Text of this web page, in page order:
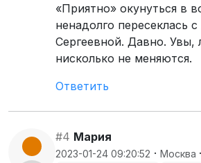
«Приятно» окунуться в
ненадолго пересеклась
Сергеевной. Давно. Увы,
нисколько не меняются.
Ответить
#4 Мария
2023-01-24 09:20:52 · Москва ·